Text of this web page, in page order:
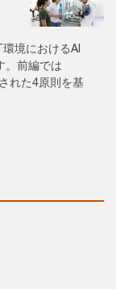
境におけるAI
。前編では
れた4原則を基